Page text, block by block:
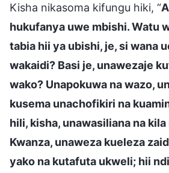
Kisha nikasoma kifungu hiki, “
hukufanya uwe mbishi. Watu
tabia hii ya ubishi, je, si wana
wakaidi? Basi je, unawezaje
wako? Unapokuwa na wazo,
kusema unachofikiri na
hili, kisha, unawasiliana na
Kwanza, unaweza kueleza
yako na kutafuta ukweli; hii